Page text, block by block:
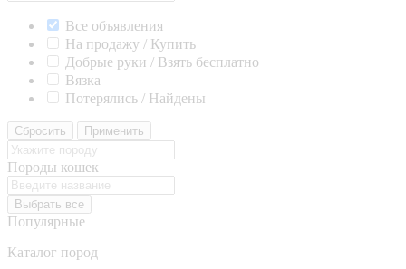
Все объявления
На продажу / Купить
Добрые руки / Взять бесплатно
Вязка
Потерялись / Найдены
Сбросить Применить
Породы кошек
Выбрать все
Популярные
Каталог пород